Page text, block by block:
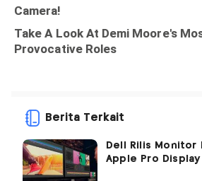
Berita Terkait
Dell Rilis Monitor
Apple Pro Display